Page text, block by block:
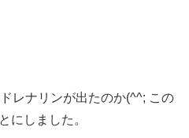
レナリンが出たのか(^^; この
にしました。